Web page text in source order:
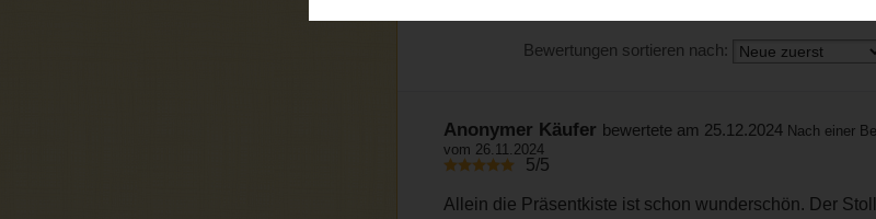
Bewertungen sortieren nach:
Anonymer Käufer bewertete am 25.12.2024 Nach einer
vom 26.11.2024
5/5
Allein die Präsentkiste ist schon wunderschön. Der